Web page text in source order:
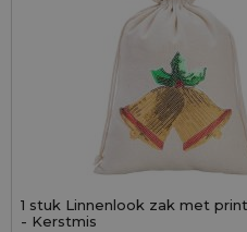
1 stuk Linnenlook zak met
- Kerstmis